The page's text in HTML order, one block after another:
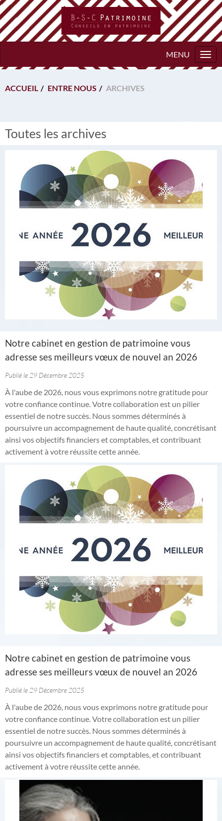
ACCUEIL ENTRE NOUS ARCHIVES
Toutes les archives
Notre cabinet en gestion de patrimoine vous
adresse ses meilleurs vœux de nouvel an 2026
Publié le 29 Décembre 2025
À l'aube de 2026, nous vous exprimons notre gratitude pour
votre confiance continue. Votre collaboration est un pilier
essentiel de notre succès. Nous sommes déterminés à
poursuivre un accompagnement de haute qualité, concrétisant
ainsi vos objectifs financiers et comptables, et contribuant
activement à votre réussite cette année.
Notre cabinet en gestion de patrimoine vous
adresse ses meilleurs vœux de nouvel an 2026
Publié le 29 Décembre 2025
À l'aube de 2026, nous vous exprimons notre gratitude pour
votre confiance continue. Votre collaboration est un pilier
essentiel de notre succès. Nous sommes déterminés à
poursuivre un accompagnement de haute qualité, concrétisant
ainsi vos objectifs financiers et comptables, et contribuant
activement à votre réussite cette année.